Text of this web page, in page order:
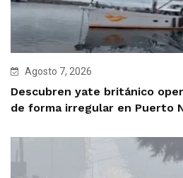
Agosto 7, 2026
Descubren yate británico
de forma irregular en Puerto